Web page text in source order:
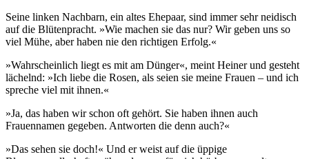
Seine linken Nachbarn, ein altes Ehepaar, sind immer sehr neidisch
auf die Blütenpracht. »Wie machen sie das nur? Wir geben uns so
viel Mühe, aber haben nie den richtigen Erfolg.«
»Wahrscheinlich liegt es mit am Dünger«, meint Heiner und gesteht
lächelnd: »Ich liebe die Rosen, als seien sie meine Frauen – und ich
spreche viel mit ihnen.«
»Ja, das haben wir schon oft gehört. Sie haben ihnen auch
Frauennamen gegeben. Antworten die denn auch?«
»Das sehen sie doch!« Und er weist auf die üppige